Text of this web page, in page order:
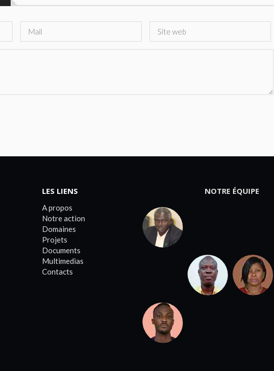
LES LIENS
A propos
Notre action
Domaines
Projets
Documents
Multimedias
Contacts
NOTRE ÉQUIPE